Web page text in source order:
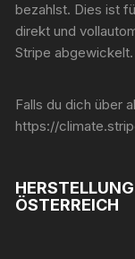
bezahlst. Dies ist
direkt und
Stripe abgewickelt.
Falls du dich über
https://
ÖSTERREICH